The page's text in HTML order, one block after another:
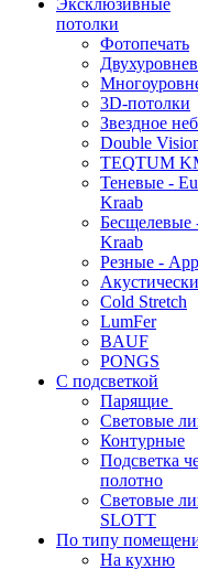
Эксклюзивные
потолки
Фотопечать
3D-потолки
Звездное
Double
TEQTUM
Теневые -
Kraab
Бесщелевые
Kraab
Резные -
Cold Stretch
LumFer
BAUF
PONGS
С подсветкой
Парящие
Световые
Контурные
Подсветка
полотно
Световые
SLOTT
По типу
На кухню